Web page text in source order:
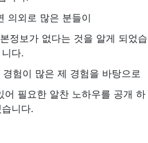
의외로 많은 분들이
정보가 없다는 것을 알게 되었습
니다.
험이 많은 제 경험을 바탕으로
어 필요한 알찬 노하우를 공개 하
습니다.